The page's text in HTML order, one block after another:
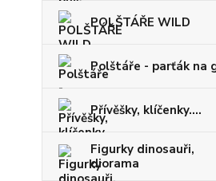
POLŠTÁŘE WILD
Polštáře - parťák na
Přívěšky, klíčenky....
Figurky dinosauři,
diorama